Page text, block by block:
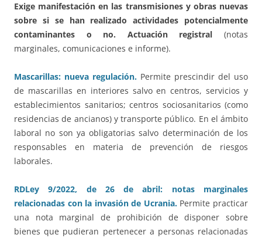
Exige manifestación en las transmisiones y obras nuevas
sobre si se han realizado actividades potencialmente
contaminantes o no. Actuación registral (notas
marginales, comunicaciones e informe).
Mascarillas: nueva regulación. Permite prescindir del uso
de mascarillas en interiores salvo en centros, servicios y
establecimientos sanitarios; centros sociosanitarios (como
residencias de ancianos) y transporte público. En el ámbito
laboral no son ya obligatorias salvo determinación de los
responsables en materia de prevención de riesgos
laborales.
RDLey 9/2022, de 26 de abril: notas marginales
relacionadas con la invasión de Ucrania.Permite practicar
una nota marginal de prohibición de disponer sobre
bienes que pudieran pertenecer a personas relacionadas